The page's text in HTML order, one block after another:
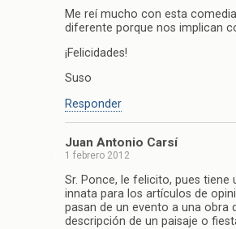
Me reí mucho con esta
diferente porque nos implican
¡Felicidades!
Suso
Responder
Juan Antonio Carsí
1 febrero 2012
Sr. Ponce, le felicito, pues tiene
innata para los artículos de
pasan de un evento a una obra
descripción de un paisaje o